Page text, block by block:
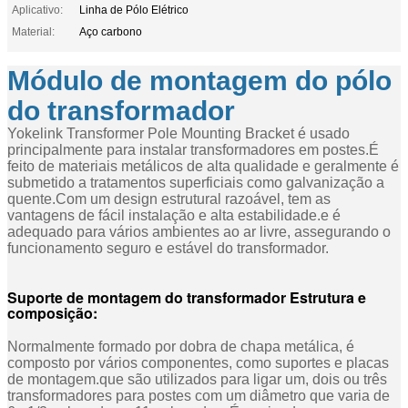
Aplicativo:
Linha de Pólo Elétrico
Material:
Aço carbono
Módulo de montagem do pólo
do transformador
Yokelink Transformer Pole Mounting Bracket é usado
principalmente para instalar transformadores em postes.É
feito de materiais metálicos de alta qualidade e geralmente é
submetido a tratamentos superficiais como galvanização a
quente.Com um design estrutural razoável, tem as
vantagens de fácil instalação e alta estabilidade.e é
adequado para vários ambientes ao ar livre, assegurando o
funcionamento seguro e estável do transformador.
Suporte de montagem do transformador Estrutura e
composição:
Normalmente formado por dobra de chapa metálica, é
composto por vários componentes, como suportes e placas
de montagem.que são utilizados para ligar um, dois ou três
transformadores para postes com um diâmetro que varia de